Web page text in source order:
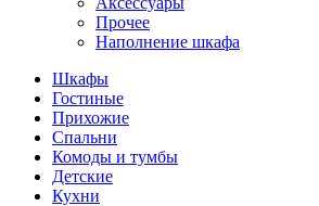
Прочее
Наполнение шкафа
Шкафы
Гостиные
Прихожие
Спальни
Комоды и тумбы
Детские
Кухни